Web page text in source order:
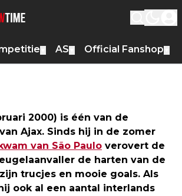
AS Official Fanshop
2000) is één van de
Ajax. Sinds hij in de zomer
van São Paulo verovert de
de harten van de
trucjes en mooie goals. Als
ook al een aantal interlands